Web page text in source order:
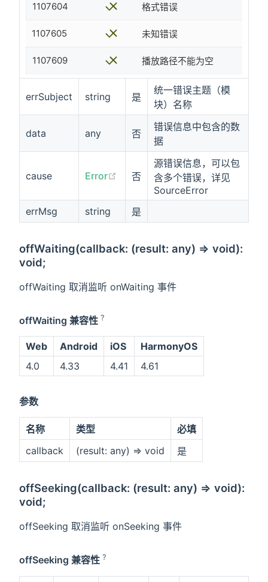
1107604 格式错误
1107605 未知错误
1107609 播放路径不能为空
errSubject string 是
统一错误主题（模
块）名称
data any 否
错误信息中包含的数
据
cause Error 否
源错误信息，可以包
含多个错误，详见
SourceError
errMsg
string 是
offWaiting(callback: (result: any) => void):
void;
offWaiting 取消监听 onWaiting 事件
offWaiting 兼容性 ?
Web Android iOS
HarmonyOS
4.0
4.33 4.41 4.61
参数
名称 类型
必填
callback
(result: any) => void 是
offSeeking(callback: (result: any) => void):
void;
offSeeking 取消监听 onSeeking 事件
offSeeking 兼容性 ?